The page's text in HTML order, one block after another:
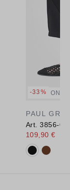
-33%
PAUL
Art. 3856-
109,90 €
Verfügbare